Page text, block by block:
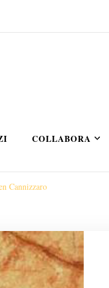
COLLABORA
Cannizzaro